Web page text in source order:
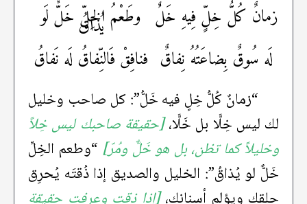
زمانٌ كُلُّ خِلٍّ فِيهِ خَلٌُ وطَعْمُ الخِلّ خَلٌّ لَو
يُذاقُ
لَه سُوقٌ بِضاعَتُهُ نِفاقٌ فنافِقْ فَالنِّفاقُ لَه نَفاقُ
“زمانٌ كُلُّ خِلٍ فيه خَلُّ”: كل صاحب وخليل
لك ليس خِلًّا بل خَلًّا،[حقيقة صاحبك ليس خِلاً
وخليلاً كما تظن، بل هو خَلٌّ ومُرّ] “وطعم الخِلِّ
خَلٌّ لو يُذاقُ”: الخليل والصديق إذا ذُقتَه يُحرِق